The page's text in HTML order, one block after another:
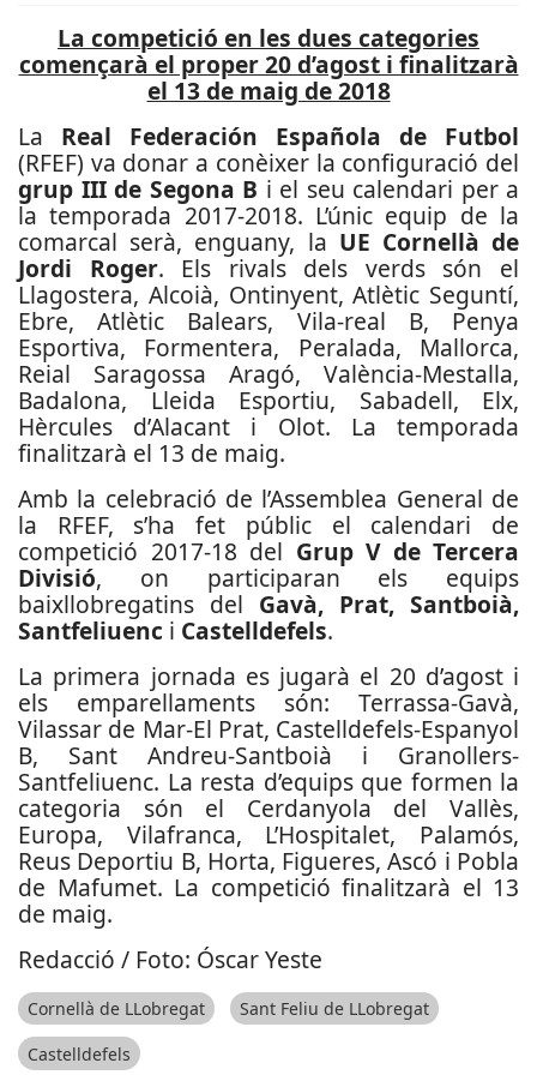
La competició en les dues categories
començarà el proper 20 d’agost i finalitzarà
el 13 de maig de 2018
La Real Federación Española de Futbol
(RFEF) va donar a conèixer la configuració del
grup III de Segona B i el seu calendari per a
la temporada 2017-2018. L’únic equip de la
comarcal serà, enguany, la UE Cornellà de
Jordi Roger. Els rivals dels verds són el
Llagostera, Alcoià, Ontinyent, Atlètic Seguntí,
Ebre, Atlètic Balears, Vila-real B, Penya
Esportiva, Formentera, Peralada, Mallorca,
Reial Saragossa Aragó, València-Mestalla,
Badalona, Lleida Esportiu, Sabadell, Elx,
Hèrcules d’Alacant i Olot. La temporada
finalitzarà el 13 de maig.
Amb la celebració de l’Assemblea General de
la RFEF, s’ha fet públic el calendari de
competició 2017-18 del Grup V de Tercera
Divisió, on participaran els equips
baixllobregatins del Gavà, Prat, Santboià,
Santfeliuenc i Castelldefels.
La primera jornada es jugarà el 20 d’agost i
els emparellaments són: Terrassa-Gavà,
Vilassar de Mar-El Prat, Castelldefels-Espanyol
B, Sant Andreu-Santboià i Granollers-
Santfeliuenc. La resta d’equips que formen la
categoria són el Cerdanyola del Vallès,
Europa, Vilafranca, L’Hospitalet, Palamós,
Reus Deportiu B, Horta, Figueres, Ascó i Pobla
de Mafumet. La competició finalitzarà el 13
de maig.
Redacció / Foto: Óscar Yeste
Cornellà de LLobregat
Sant Feliu de LLobregat
Castelldefels